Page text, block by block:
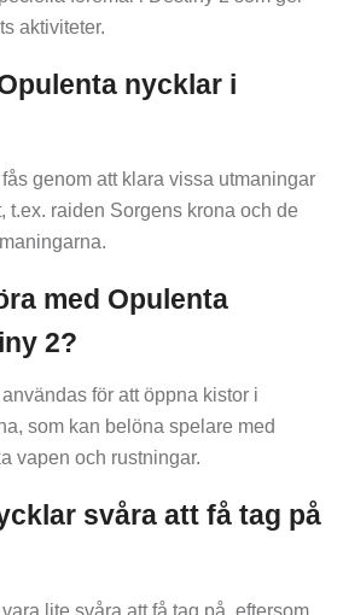
aktiviteter.
nycklar i
genom att klara vissa utmaningar
t.ex. raiden Sorgens krona och de
med Opulenta
2?
för att öppna kistor i
som kan belöna spelare med
vapen och rustningar.
svåra att få tag på
lite svåra att få tag på, eftersom